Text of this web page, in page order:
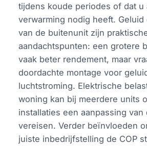
tijdens koude periodes of dat u
verwarming nodig heeft. Geluid
van de buitenunit zijn
aandachtspunten: een grotere
vaak beter rendement, maar
doordachte montage voor
luchtstroming. Elektrische
woning kan bij meerdere units
installaties een aanpassing van
vereisen. Verder beïnvloeden
juiste inbedrijfstelling de COP